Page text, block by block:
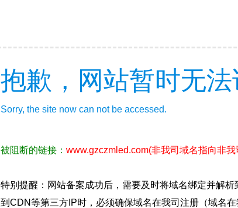
抱歉，网站暂时无法
Sorry, the site now can not be accessed.
被阻断的链接： www.gzczmled.com(非我司域名指向非
特别提醒：网站备案成功后，需要及时将域名绑定并解
到CDN等第三方IP时，必须确保域名在我司注册（域名